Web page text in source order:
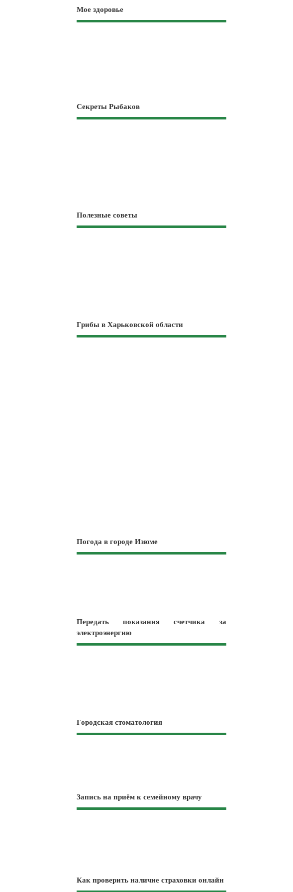
Мое здоровье
Секреты Рыбаков
Полезные советы
Грибы в Харьковской области
Погода в городе Изюме
Передать показания счетчика за
электроэнергию
Городская стоматология
Запись на приём к семейному врачу
Как проверить наличие страховки онлайн